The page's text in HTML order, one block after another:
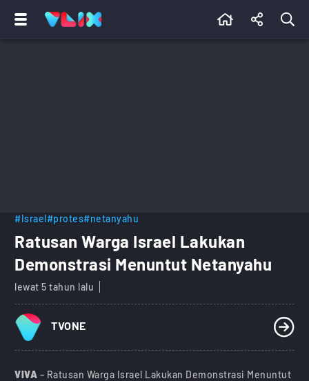
#Israel#protes#netanyahu
Ratusan Warga Israel Lakukan
Demonstrasi Menuntut Netanyahu
lewat 5 tahun lalu
TVONE
VIVA – Ratusan Warga Israel Lakukan Demonstrasi Menuntut